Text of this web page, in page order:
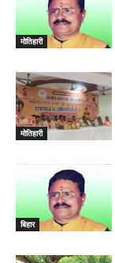
मोतिहारी
मोतिहारी
बिहार